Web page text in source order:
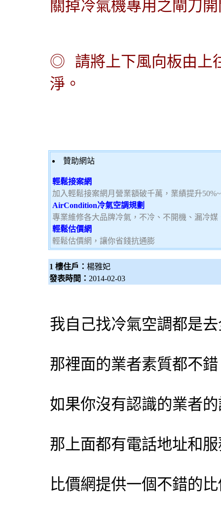
關掉冷氣機專用之閘刀
◎
請將上下風向板由上
淨。
贊助網站
輕鬆接案網
加入輕鬆接案網月營業額破千萬，業績提升
AirCondition冷氣空調規劃
專業維修各大品牌冷氣，不冷、不開機、漏冷
輕鬆估價網
輕鬆估價網，讓你省錢抗通膨
1 樓住戶： 楊雅妃
發表時間： 2014-02-03
我自己找冷氣空調都是
那裡面的業者素質都不錯
如果你沒有認識的業者
那上面都有電話地址和
比價網提供一個不錯的